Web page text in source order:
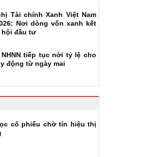
Tài chính Xanh Việt Nam
Nơi dòng vốn xanh kết
đầu tư
NHNN tiếp tục nới tỷ lệ cho
động từ ngày mai
cổ phiếu chờ tín hiệu thị